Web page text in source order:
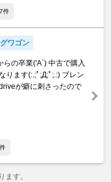
件
ワゴン
らの卒業('A`) 中古で購入
ります(:.;ﾟ;Д;ﾟ;.:) ブレン
が癖に刺さったので
す。